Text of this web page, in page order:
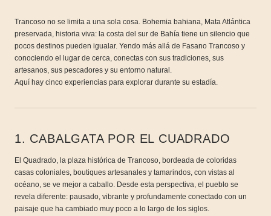
Trancoso no se limita a una sola cosa. Bohemia bahiana, Mata Atlántica
preservada, historia viva: la costa del sur de Bahía tiene un silencio que
pocos destinos pueden igualar. Yendo más allá de Fasano Trancoso y
conociendo el lugar de cerca, conectas con sus tradiciones, sus
artesanos, sus pescadores y su entorno natural.
Aquí hay cinco experiencias para explorar durante su estadía.
1. CABALGATA POR EL CUADRADO
El Quadrado, la plaza histórica de Trancoso, bordeada de coloridas
casas coloniales, boutiques artesanales y tamarindos, con vistas al
océano, se ve mejor a caballo. Desde esta perspectiva, el pueblo se
revela diferente: pausado, vibrante y profundamente conectado con un
paisaje que ha cambiado muy poco a lo largo de los siglos.